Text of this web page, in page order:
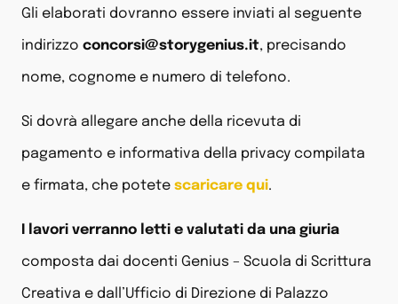
Gli elaborati dovranno essere inviati al seguente
indirizzo concorsi@storygenius.it, precisando
nome, cognome e numero di telefono.
Si dovrà allegare anche della ricevuta di
pagamento e informativa della privacy compilata
e firmata, che potete scaricare qui.
I lavori verranno letti e valutati da una giuria
composta dai docenti Genius – Scuola di Scrittura
Creativa e dall’Ufficio di Direzione di Palazzo